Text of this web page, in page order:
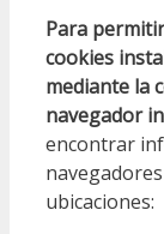
Para
cookies
mediante la
navegador
encontrar
ubicaciones: